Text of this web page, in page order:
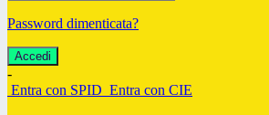
Password dimenticata?
-
Entra con SPID Entra con CIE